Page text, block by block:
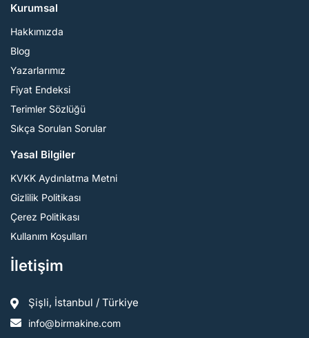
Kurumsal
Hakkımızda
Blog
Yazarlarımız
Fiyat Endeksi
Terimler Sözlüğü
Sıkça Sorulan Sorular
Yasal Bilgiler
KVKK Aydınlatma Metni
Gizlilik Politikası
Çerez Politikası
Kullanım Koşulları
İletişim
Şişli, İstanbul / Türkiye
info@birmakine.com